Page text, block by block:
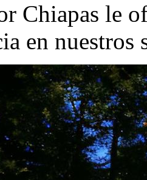
Chiapas le
en nuestros